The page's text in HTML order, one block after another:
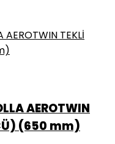
AEROTWIN
(650 mm)